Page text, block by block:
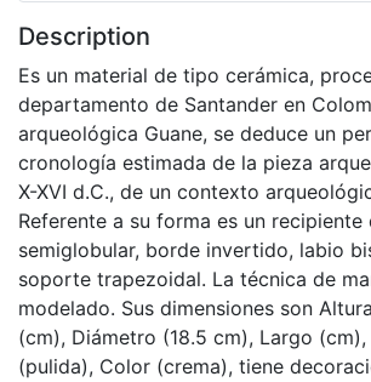
Description
Es un material de tipo cerámica,
departamento de Santander en
arqueológica Guane, se deduce un
cronología estimada de la pieza
X-XVI d.C., de un contexto
Referente a su forma es un recipiente
semiglobular, borde invertido, labio
soporte trapezoidal. La técnica de
modelado. Sus dimensiones son
(cm), Diámetro (18.5 cm), Largo
(pulida), Color (crema), tiene